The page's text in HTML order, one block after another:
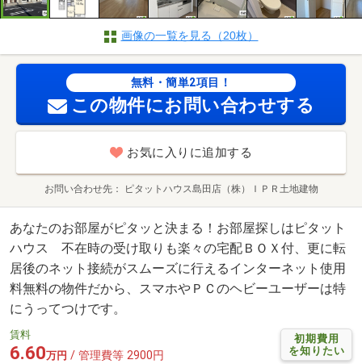
画像の一覧を見る（20枚）
無料・簡単2項目！
この物件にお問い合わせする
お気に入りに追加する
お問い合わせ先 ピタットハウス島田店（株）ＩＰＲ土地建物
あなたのお部屋がピタッと決まる！お部屋探しはピタット
ハウス 不在時の受け取りも楽々の宅配ＢＯＸ付、更に転
居後のネット接続がスムーズに行えるインターネット使用
料無料の物件だから、スマホやＰＣのヘビーユーザーは特
にうってつけです。
初期費用
を知りたい
賃料
6.60万円 / 管理費等 2900円